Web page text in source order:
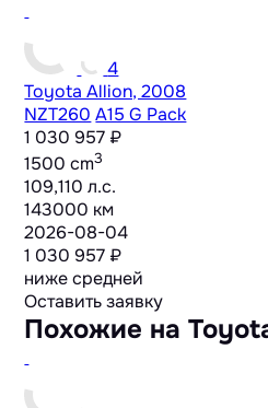
4
Toyota Allion, 2008
NZT260 A15 G Pack
1 030 957 ₽
1500 cm3
109,110 л.с.
143000 км
2026-08-04
1 030 957 ₽
ниже средней
Оставить заявку
Похожие на